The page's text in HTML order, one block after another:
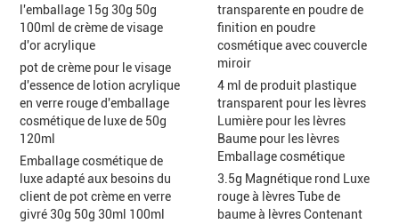
l'emballage 15g 30g 50g
100ml de crème de visage
d'or acrylique
pot de crème pour le visage
d'essence de lotion acrylique
en verre rouge d'emballage
cosmétique de luxe de 50g
120ml
Emballage cosmétique de
luxe adapté aux besoins du
client de pot crème en verre
givré 30g 50g 30ml 100ml
transparente en poudre de
finition en poudre
cosmétique avec couvercle
miroir
4 ml de produit plastique
transparent pour les lèvres
Lumière pour les lèvres
Baume pour les lèvres
Emballage cosmétique
3.5g Magnétique rond Luxe
rouge à lèvres Tube de
baume à lèvres Contenant